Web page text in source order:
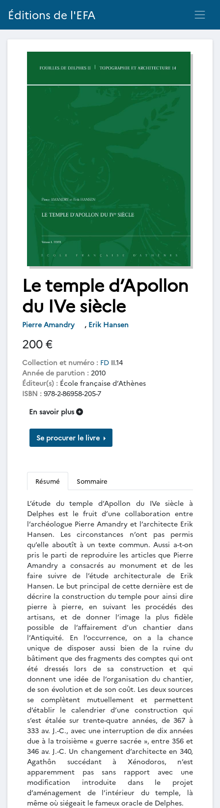
Éditions de l'EFA
Le temple d’Apollon
du IVe siècle
Pierre Amandry , Erik Hansen
200 €
Collection et numéro : FD II.14
Année de parution : 2010
Éditeur(s) : École française d’Athènes
ISBN : 978-2-86958-205-7
En savoir plus
Se procurer le livre
Résumé Sommaire
L’étude du temple d’Apollon du IVe siècle à
Delphes est le fruit d’une collaboration entre
l’archéologue Pierre Amandry et l’architecte Erik
Hansen. Les circonstances n’ont pas permis
qu’elle aboutît à un texte commun. Aussi a-t-on
pris le parti de reproduire les articles que Pierre
Amandry a consacrés au monument et de les
faire suivre de l’étude architecturale de Erik
Hansen. Le but principal de cette dernière est de
décrire la construction du temple pour ainsi dire
pierre à pierre, en suivant les procédés des
artisans, et de donner l’image la plus fidèle
possible de l’affairement d’un chantier dans
l’Antiquité. En l’occurrence, on a la chance
unique de disposer aussi bien de la ruine du
bâtiment que des fragments des comptes qui ont
été dressés lors de sa construction et qui
donnent une idée de l’organisation du chantier,
de son évolution et de son coût. Les deux sources
se complètent mutuellement et permettent
d’établir le calendrier d’une construction qui
s’est étalée sur trente-quatre années, de 367 à
333 av. J.-C., avec une interruption de dix années
due à la troisième « guerre sacrée », entre 356 et
346 av. J.-C. Un changement d’architecte en 340,
Agathôn succédant à Xénodoros, n’est
apparemment pas sans rapport avec une
modification introduite dans le projet
d’aménagement de l’intérieur du temple, là
même où siégeait le fameux oracle de Delphes.